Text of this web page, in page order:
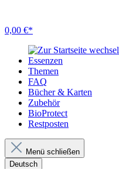
0,00 €*
Essenzen
Themen
FAQ
Bücher & Karten
Zubehör
BioProtect
Restposten
Menü schließen
Deutsch